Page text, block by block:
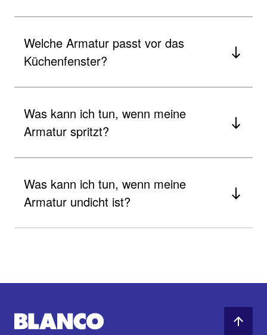
Welche Armatur passt vor das
Küchenfenster?
Was kann ich tun, wenn meine
Armatur spritzt?
Was kann ich tun, wenn meine
Armatur undicht ist?